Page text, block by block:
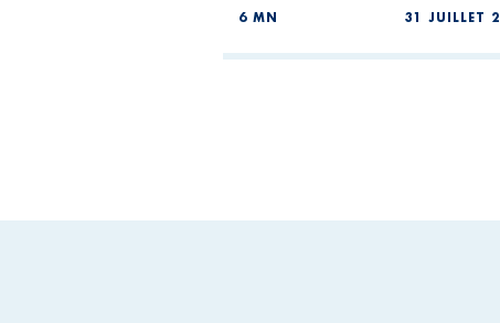
6 MN 31 JUILLET